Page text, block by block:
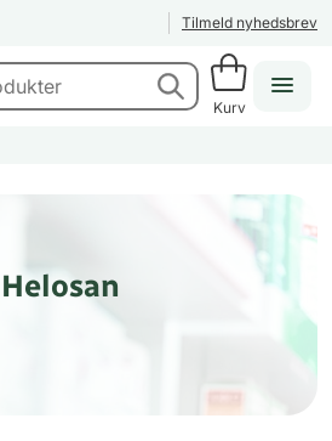
Tilmeld nyhedsbrev
Kurv
Helosan